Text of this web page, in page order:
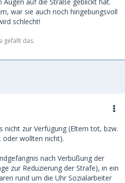
Sugardating gut findet, die ist
gedated.
war sie auch noch hingebungsvoll
schlecht!
gefällt das.
nicht zur Verfügung (Eltern tot, bzw.
oder wollten nicht).
nach Verbüßung der
zur Reduzierung der Strafe), in ein
rund um die Uhr Sozialarbeiter